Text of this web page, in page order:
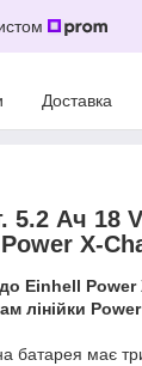
Доставка
5.2 Ач 18
X-
Einhell Power
лінійки
батарея має